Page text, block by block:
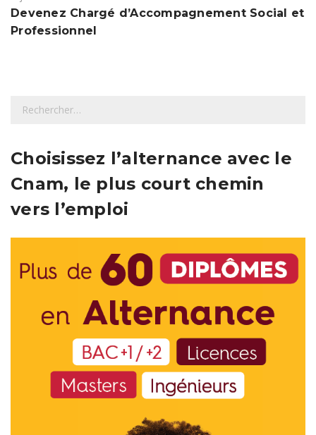
Devenez Chargé d’Accompagnement Social et
Professionnel
h
r
c
e
Choisissez l’alternance avec le
Cnam, le plus court chemin
vers l’emploi